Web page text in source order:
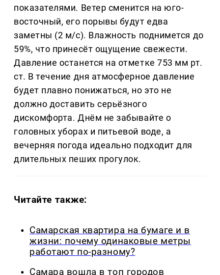
показателями. Ветер сменится на юго-
восточный, его порывы будут едва
заметны (2 м/с). Влажность поднимется до
59%, что принесёт ощущение свежести.
Давление останется на отметке 753 мм рт.
ст. В течение дня атмосферное давление
будет плавно понижаться, но это не
должно доставить серьёзного
дискомфорта. Днём не забывайте о
головных уборах и питьевой воде, а
вечерняя погода идеально подходит для
длительных пеших прогулок.
Читайте также:
Самарская квартира на бумаге и в
жизни: почему одинаковые метры
работают по-разному?
Самара вошла в топ городов